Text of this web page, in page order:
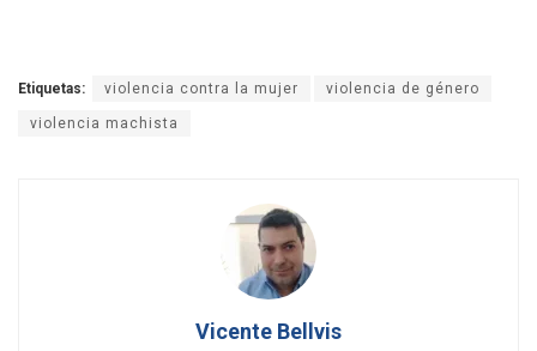
Etiquetas: violencia contra la mujer violencia de género
violencia machista
Vicente Bellvis